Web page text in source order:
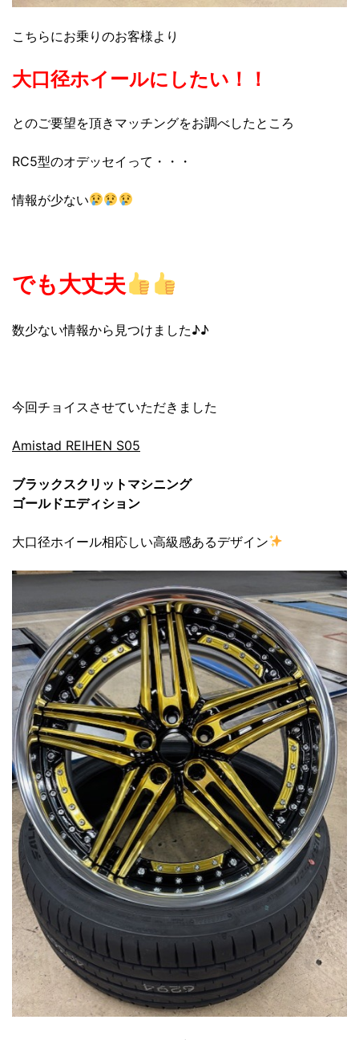
こちらにお乗りのお客様より
大口径ホイールにしたい！！
とのご要望を頂きマッチングをお調べしたところ
RC5型のオデッセイって・・・
情報が少ない
でも大丈夫
数少ない情報から見つけました♪♪
今回チョイスさせていただきました
Amistad REIHEN S05
ブラックスクリットマシニング
ゴールドエディション
大口径ホイール相応しい高級感あるデザイン